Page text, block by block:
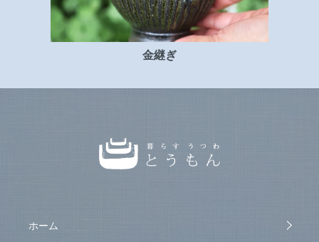
金継ぎ
ホーム